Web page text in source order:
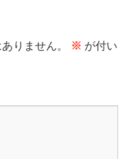
りません。 ※ が付い